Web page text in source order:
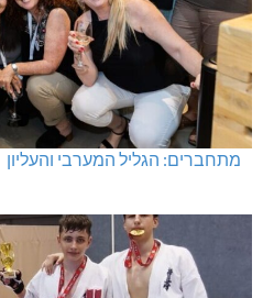
מתחברים: הגליל המערבי והעליון